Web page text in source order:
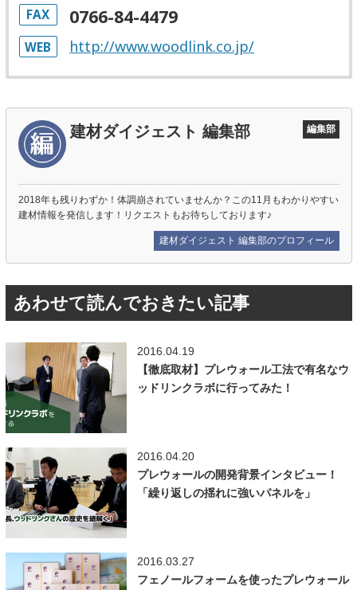
FAX 0766-84-4479
WEB http://www.woodlink.co.jp/
建材ダイジェスト 編集部 編集部
2018年も残りわずか！体調崩されていませんか？この11月もわかりやすい
建材情報を発信します！リクエストもお待ちしております♪
建材ダイジェスト 編集部のプロフィール
あわせて読んでおきたい記事
2016.04.19
【徹底取材】プレウォール工法で有名なウ
ッドリンクラボに行ってみた！
2016.04.20
プレウォールの開発背景インタビュー！
「繰り返しの揺れに強いパネルを」
2016.03.27
フェノールフォームを使ったプレウォール